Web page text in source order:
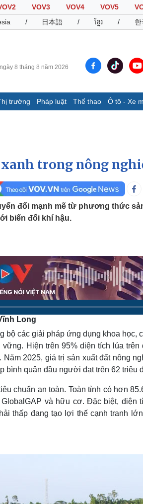
VOV3 VOV4 VOV5
/ 日本語 / ខ្មែរ / 한
8 tháng 8 năm 2026
trường Pháp luật Thể thao Ô tô - Xe
Infographic
thao
đá
Ô tô - Xe máy
hóa
khấu - Điện ảnh
học
sản
Giải trí
Nghệ sĩ
Thời trang
trong nông
đổi mạnh mẽ từ phương thức
biến đổi khí hậu.
Long
bộ các giải pháp ứng dụng khoa học,
vững. Hiện trên 95% diện tích lúa
2025, giá trị sản xuất đất nông
bình quân đầu người đạt trên 62 triệu
chuẩn an toàn. Toàn tỉnh có hơn
và hữu cơ. Đặc biệt, diện
thấp đang tạo lợi thế cạnh tranh